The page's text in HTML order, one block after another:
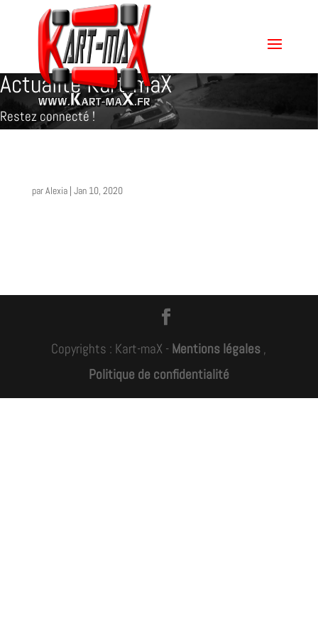
Actualité Kart-maX
Restez connecté !
parAlexia| Jan 10, 2020
Copyrights : Kart-maX - Mentions légales ,
Politique de confidentialité